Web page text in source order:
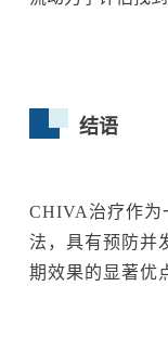
结语
CHIVA治疗作为
法，具有预防并
期效果的显著优